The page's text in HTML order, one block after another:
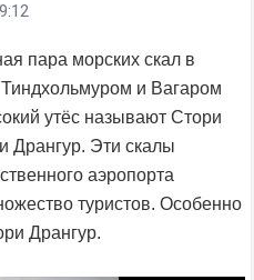
пара морских скал в
и Вагаром
утёс называют Стори
Дрангур. Эти скалы
аэропорта
туристов. Особенно
Дрангур.